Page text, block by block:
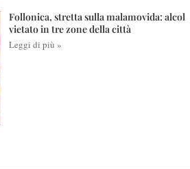
Follonica, stretta sulla malamovida: alcol
vietato in tre zone della città
Leggi di più »